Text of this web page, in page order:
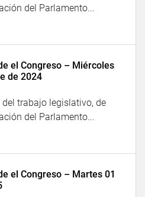
del Parlamento...
el Congreso – Miércoles
de 2024
trabajo legislativo, de
del Parlamento...
el Congreso – Martes 01